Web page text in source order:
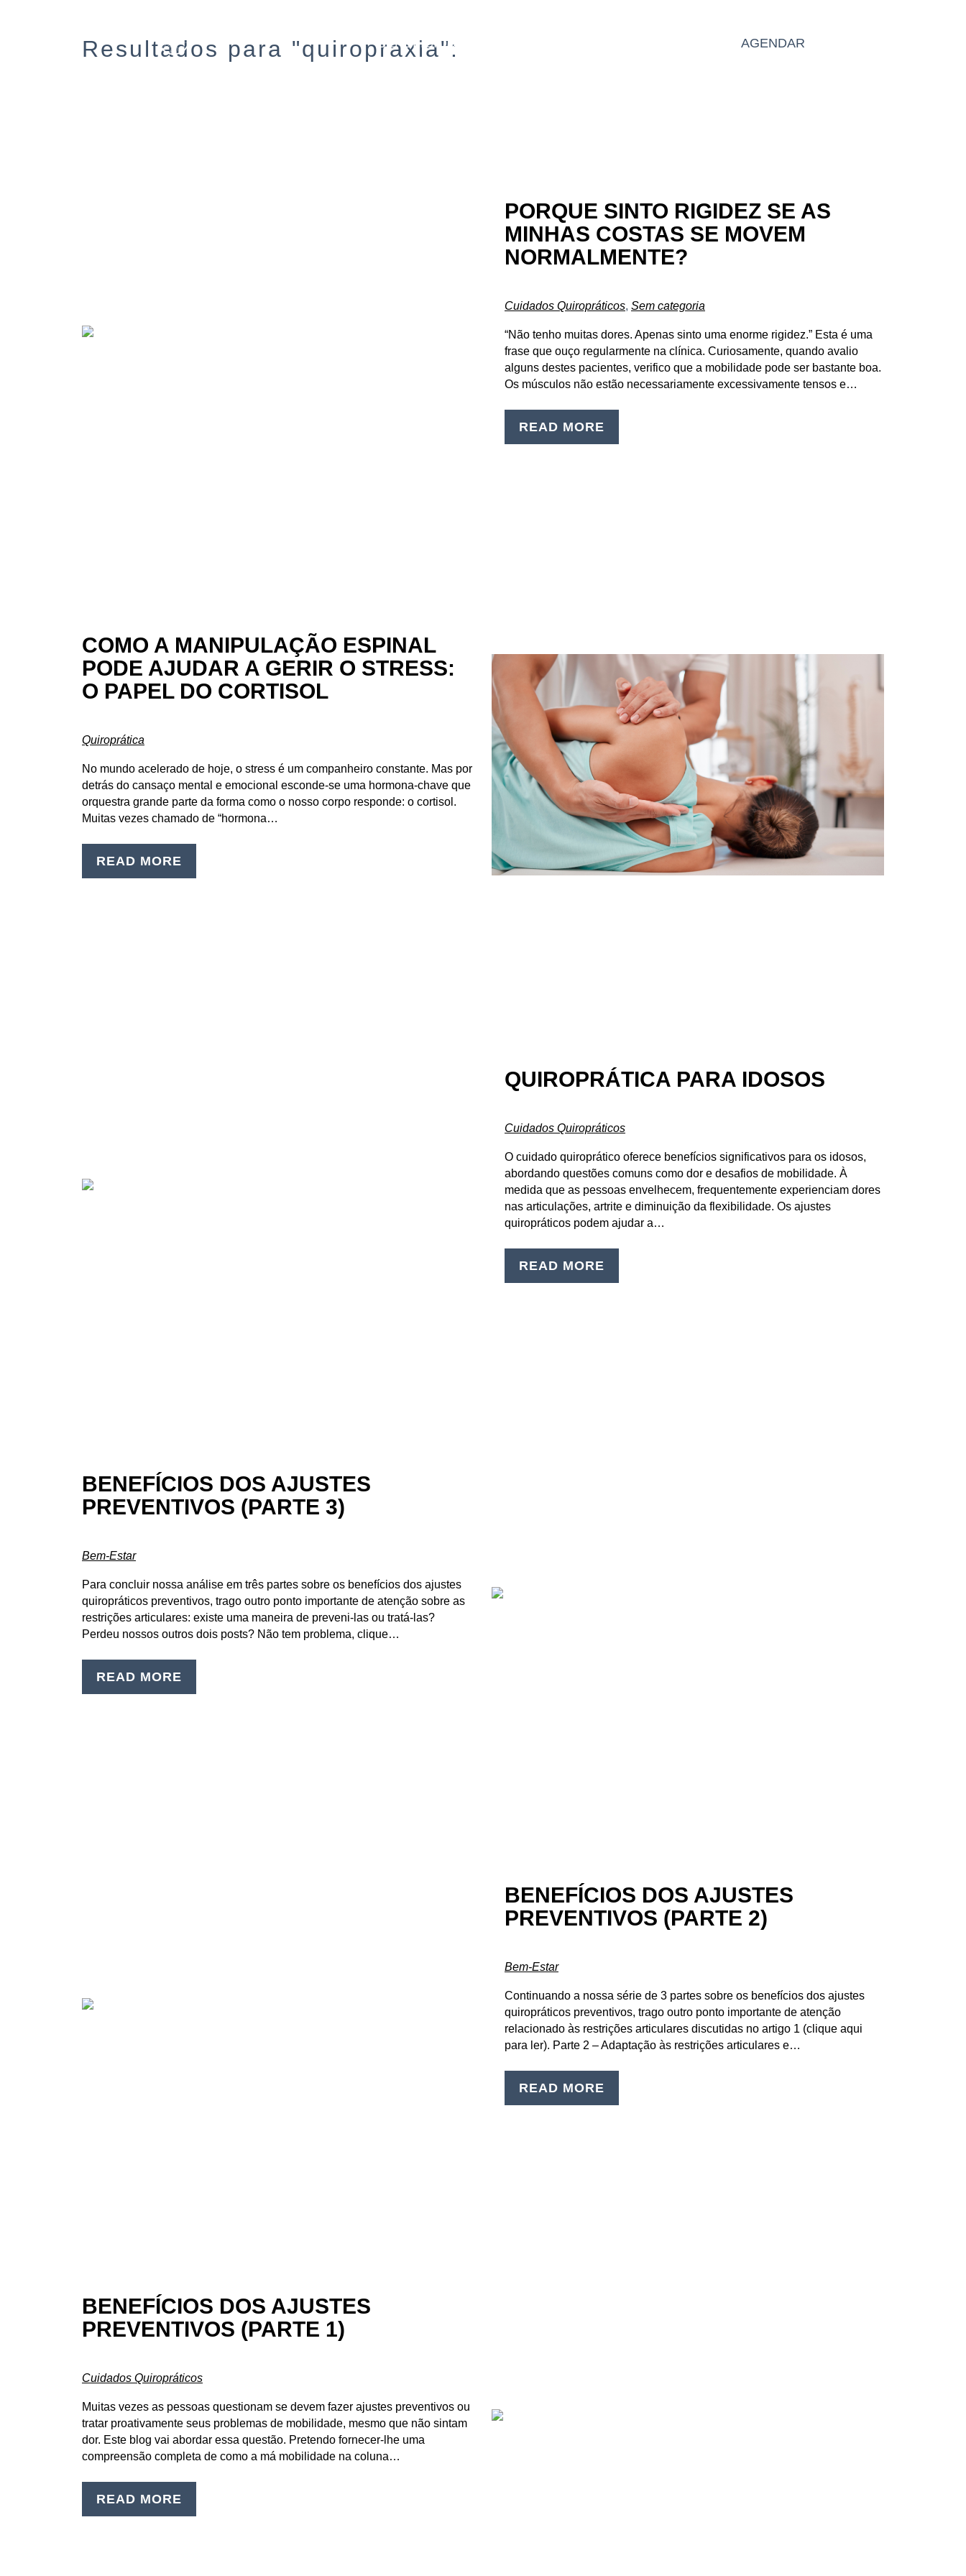
BENEFÍCIOS AGENDAR
Resultados para "quiropraxia":
PORQUE SINTO RIGIDEZ SE AS
MINHAS COSTAS SE MOVEM
NORMALMENTE?
Cuidados Quiropráticos, Sem categoria
“Não tenho muitas dores. Apenas sinto uma enorme rigidez.” Esta é uma
frase que ouço regularmente na clínica. Curiosamente, quando avalio
alguns destes pacientes, verifico que a mobilidade pode ser bastante boa.
Os músculos não estão necessariamente excessivamente tensos e…
READ MORE
COMO A MANIPULAÇÃO ESPINAL
PODE AJUDAR A GERIR O STRESS:
O PAPEL DO CORTISOL
Quiroprática
No mundo acelerado de hoje, o stress é um companheiro constante. Mas por
detrás do cansaço mental e emocional esconde-se uma hormona-chave que
orquestra grande parte da forma como o nosso corpo responde: o cortisol.
Muitas vezes chamado de “hormona…
READ MORE
QUIROPRÁTICA PARA IDOSOS
Cuidados Quiropráticos
O cuidado quiroprático oferece benefícios significativos para os idosos,
abordando questões comuns como dor e desafios de mobilidade. À
medida que as pessoas envelhecem, frequentemente experienciam dores
nas articulações, artrite e diminuição da flexibilidade. Os ajustes
quiropráticos podem ajudar a…
READ MORE
BENEFÍCIOS DOS AJUSTES
PREVENTIVOS (PARTE 3)
Bem-Estar
Para concluir nossa análise em três partes sobre os benefícios dos ajustes
quiropráticos preventivos, trago outro ponto importante de atenção sobre as
restrições articulares: existe uma maneira de preveni-las ou tratá-las?
Perdeu nossos outros dois posts? Não tem problema, clique…
READ MORE
BENEFÍCIOS DOS AJUSTES
PREVENTIVOS (PARTE 2)
Bem-Estar
Continuando a nossa série de 3 partes sobre os benefícios dos ajustes
quiropráticos preventivos, trago outro ponto importante de atenção
relacionado às restrições articulares discutidas no artigo 1 (clique aqui
para ler). Parte 2 – Adaptação às restrições articulares e…
READ MORE
BENEFÍCIOS DOS AJUSTES
PREVENTIVOS (PARTE 1)
Cuidados Quiropráticos
Muitas vezes as pessoas questionam se devem fazer ajustes preventivos ou
tratar proativamente seus problemas de mobilidade, mesmo que não sintam
dor. Este blog vai abordar essa questão. Pretendo fornecer-lhe uma
compreensão completa de como a má mobilidade na coluna…
READ MORE